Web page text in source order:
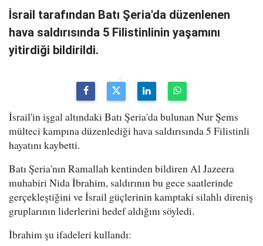
İsrail tarafından Batı Şeria'da düzenlenen
hava saldırısında 5 Filistinlinin yaşamını
yitirdiği bildirildi.
İsrail'in işgal altındaki Batı Şeria'da bulunan Nur Şems
mülteci kampına düzenlediği hava saldırısında 5 Filistinli
hayatını kaybetti.
Batı Şeria'nın Ramallah kentinden bildiren Al Jazeera
muhabiri Nida İbrahim, saldırının bu gece saatlerinde
gerçekleştiğini ve İsrail güçlerinin kamptaki silahlı direniş
gruplarının liderlerini hedef aldığını söyledi.
İbrahim şu ifadeleri kullandı: